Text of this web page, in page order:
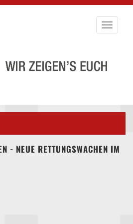
Toggle
- NEUE RETTUNGSWACHEN IM